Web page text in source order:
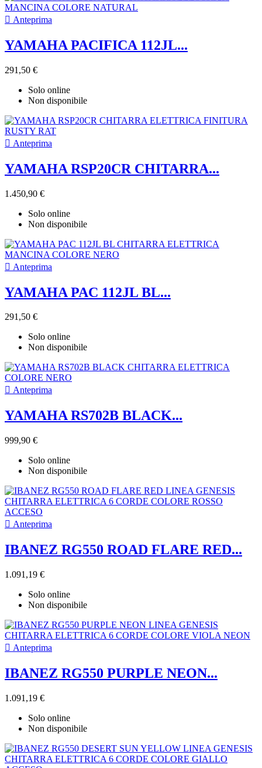
 Anteprima
YAMAHA PACIFICA 112JL...
291,50 €
Solo online
Non disponibile
 Anteprima
YAMAHA RSP20CR CHITARRA...
1.450,90 €
Solo online
Non disponibile
 Anteprima
YAMAHA PAC 112JL BL...
291,50 €
Solo online
Non disponibile
 Anteprima
YAMAHA RS702B BLACK...
999,90 €
Solo online
Non disponibile
 Anteprima
IBANEZ RG550 ROAD FLARE RED...
1.091,19 €
Solo online
Non disponibile
 Anteprima
IBANEZ RG550 PURPLE NEON...
1.091,19 €
Solo online
Non disponibile